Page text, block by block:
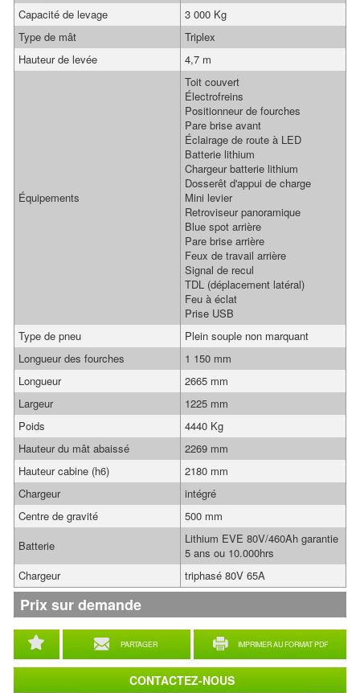
PARTAGER IMPRIMER AU FORMAT PDF
Capacité de levage
3 000 Kg
Type de mât
Triplex
Hauteur de levée
4,7 m
Équipements
Toit couvert
Électrofreins
Positionneur de fourches
Pare brise avant
Éclairage de route à LED
Batterie lithium
Chargeur batterie lithium
Dosserêt d'appui de charge
Mini levier
Retroviseur panoramique
Blue spot arrière
Pare brise arrière
Feux de travail arrière
Signal de recul
TDL (déplacement latéral)
Feu à éclat
Prise USB
Type de pneu
Plein souple non marquant
Longueur des fourches
1 150 mm
Longueur
2665 mm
Largeur
1225 mm
Poids
4440 Kg
Hauteur du mât abaissé
2269 mm
Hauteur cabine (h6)
2180 mm
Chargeur
intégré
Centre de gravité
500 mm
Batterie
Lithium EVE 80V/460Ah garantie
5 ans ou 10.000hrs
Chargeur
triphasé 80V 65A
Prix sur demande
CONTACTEZ-NOUS